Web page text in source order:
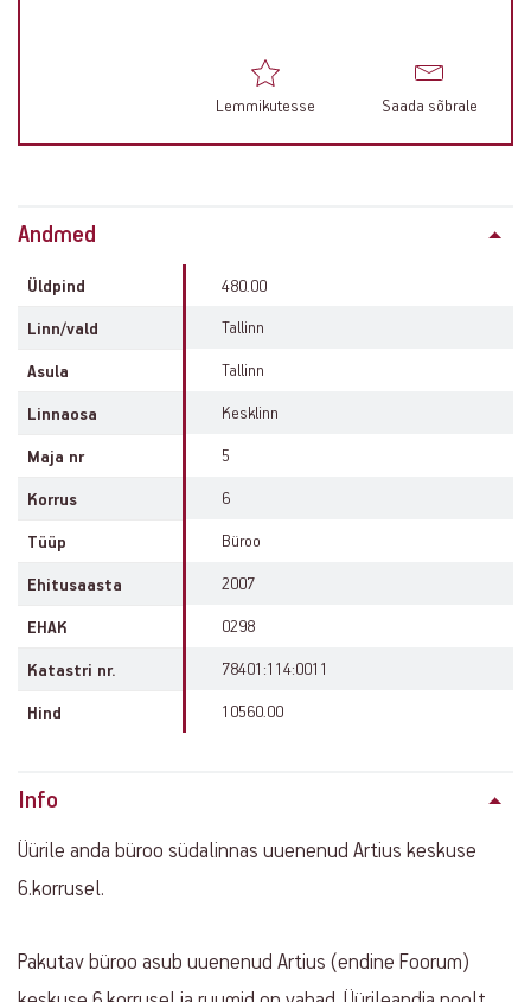
Lemmikutesse Saada sõbrale
Property
Andmed
Üldpind 480.00
Linn/vald Tallinn
Asula Tallinn
Linnaosa Kesklinn
Maja nr 5
Korrus 6
Tüüp Büroo
Ehitusaasta 2007
EHAK 0298
Katastri nr. 78401:114:0011
Hind 10560.00
Info
Üürile anda büroo südalinnas uuenenud Artius keskuse
6.korrusel.
Pakutav büroo asub uuenenud Artius (endine Foorum)